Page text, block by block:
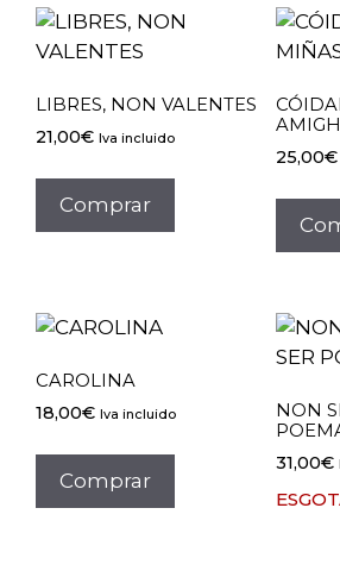
LIBRES, NON VALENTES
21,00€ Iva incluido
Comprar
25,00€
CAROLINA
18,00€ Iva incluido
Comprar
NON
31,00€